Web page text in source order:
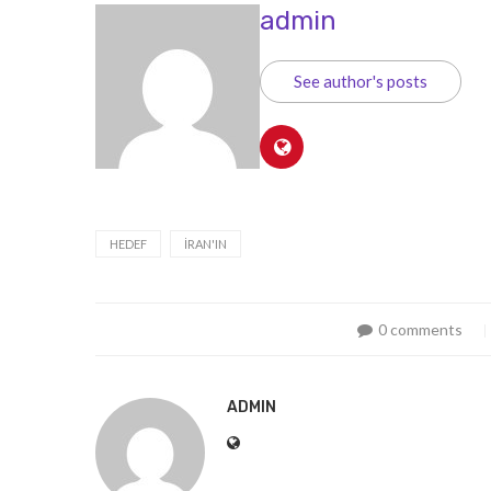
admin
See author's posts
HEDEF İRAN'IN
0 comments
ADMIN